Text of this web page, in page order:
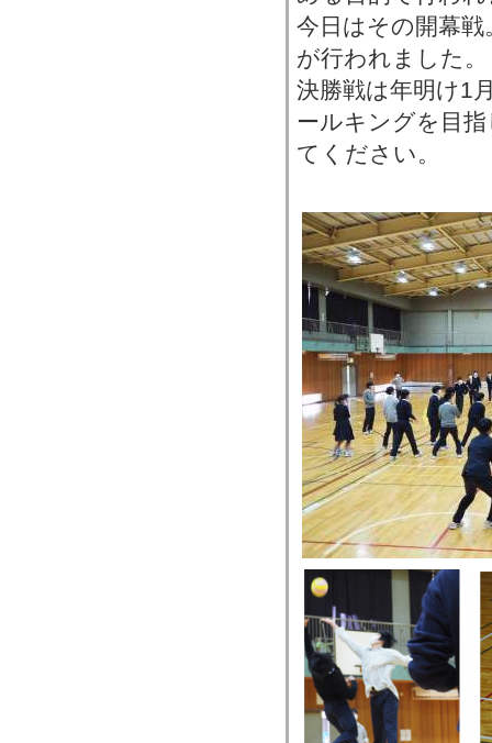
今日はその開幕
が行われました。
決勝戦は年明け1
ールキングを目
てください。